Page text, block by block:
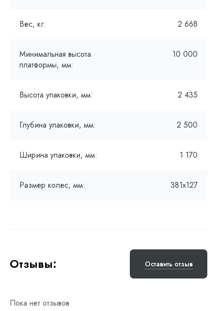
Вес, кг: 2 668
Минимальная высота
платформы, мм:
10 000
Высота упаковки, мм: 2 435
Глубина упаковки, мм: 2 500
Ширина упаковки, мм: 1 170
Размер колес, мм: 381х127
Отзывы: Оставить отзыв
Пока нет отзывов